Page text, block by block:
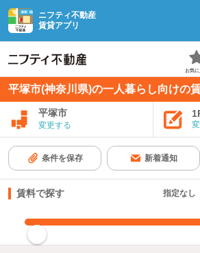
ニフティ不動産
賃貸アプリ
お気に
平塚市(神奈川県)の一人暮らし向けの
平塚市
変更する
条件を保存 新着通知
賃料で探す 指定なし